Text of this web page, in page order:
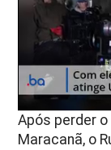
Após perder
Maracanã, o